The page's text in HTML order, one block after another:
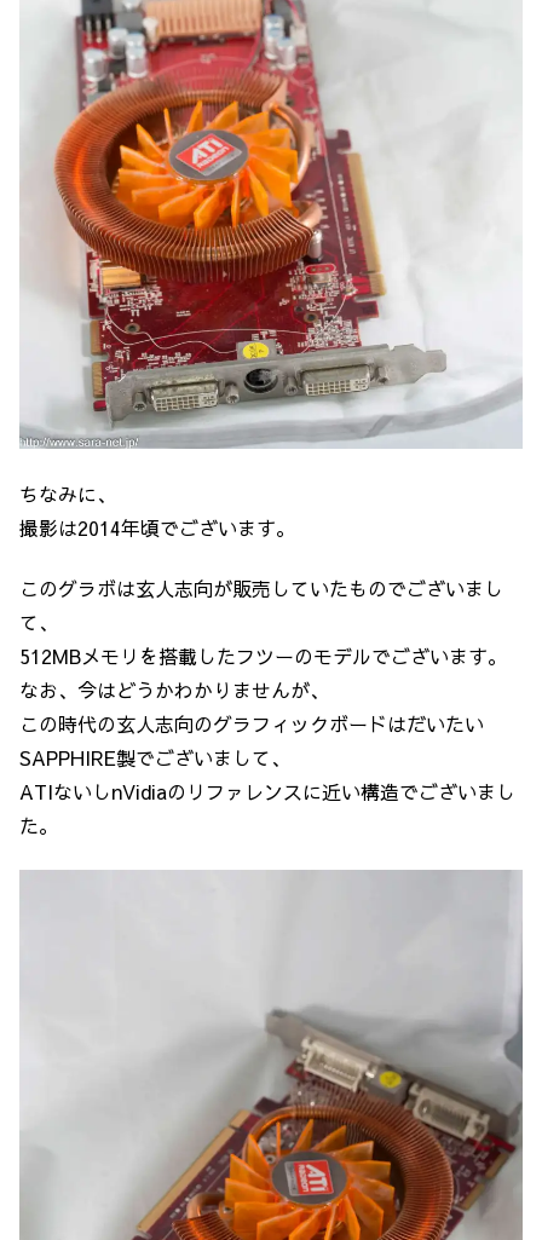
ちなみに、
撮影は2014年頃でございます。
このグラボは玄人志向が販売していたものでございまし
て、
512MBメモリを搭載したフツーのモデルでございます。
なお、今はどうかわかりませんが、
この時代の玄人志向のグラフィックボードはだいたい
SAPPHIRE製でございまして、
ATIないしnVidiaのリファレンスに近い構造でございまし
た。